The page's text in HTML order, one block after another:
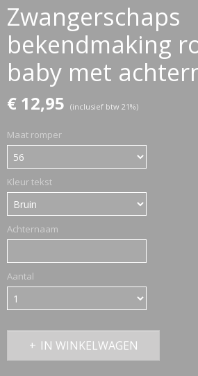
Zwangerschaps
bekendmaking
baby met
€ 12,95 (inclusief btw 21%)
Maat romper
Kleur tekst
Achternaam
Aantal
IN WINKELWAGEN